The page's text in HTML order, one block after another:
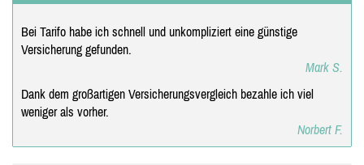
Bei Tarifo habe ich schnell und unkompliziert eine günstige
Versicherung gefunden.
Mark S.
Dank dem großartigen Versicherungsvergleich bezahle ich viel
weniger als vorher.
Norbert F.